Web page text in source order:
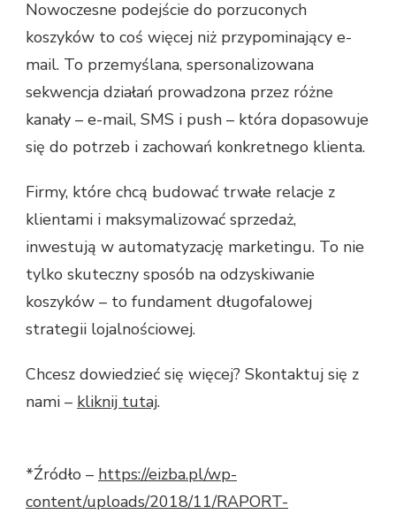
Nowoczesne podejście do porzuconych
koszyków to coś więcej niż przypominający e-
mail. To przemyślana, spersonalizowana
sekwencja działań prowadzona przez różne
kanały – e-mail, SMS i push – która dopasowuje
się do potrzeb i zachowań konkretnego klienta.
Firmy, które chcą budować trwałe relacje z
klientami i maksymalizować sprzedaż,
inwestują w automatyzację marketingu. To nie
tylko skuteczny sposób na odzyskiwanie
koszyków – to fundament długofalowej
strategii lojalnościowej.
Chcesz dowiedzieć się więcej? Skontaktuj się z
nami – kliknij tutaj.
*Źródło – https://eizba.pl/wp-
content/uploads/2018/11/RAPORT-